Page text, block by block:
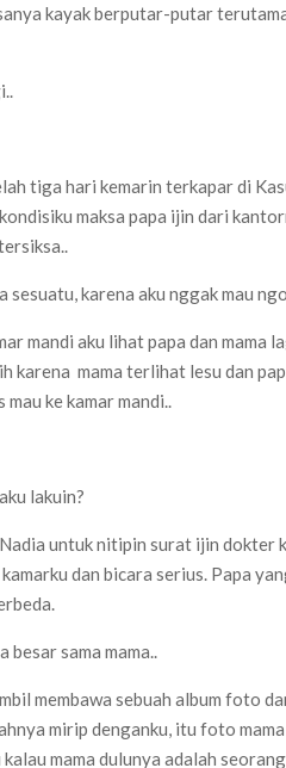
kayak berputar-putar
tiga hari kemarin terkapar di
maksa papa ijin dari
sesuatu, karena aku nggak mau
mandi aku lihat papa dan mama
karena mama terlihat lesu dan
mau ke kamar mandi..
lakuin?
untuk nitipin surat ijin dokter
dan bicara serius. Papa
besar sama mama..
membawa sebuah album foto
mirip denganku, itu foto
mama dulunya adalah